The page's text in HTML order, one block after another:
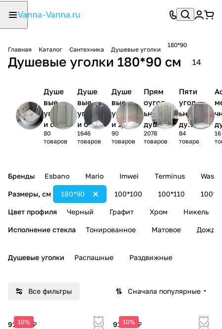
Главная Каталог Сантехника Душевые уголки
180*90
Душевые уголки 180*90 см 14
Душе
вые
уголк
и с
поддо
ном
80
товаров
Душе
вые
уголк
и без
поддо
на
1646
товаров
Душе
вые
уголк
и 1/4
круга
90
товаров
Прям
оугол
ьные
душев
ые
уголк
2078
товаров
Пяти
угол
ьные
душе
вые
угол
84
товара
16
Бренды Esbano Mario Imwei Terminus
Размеры, см 100*100 100*110
180*90
Цвет профиля Черный Графит Хром Никель
Исполнение стекла Тонированное Матовое Дождь
Душевые уголки Распашные Раздвижные
Все фильтры Сначала популярные
10%
91 430 ₽
10%
91 430 ₽